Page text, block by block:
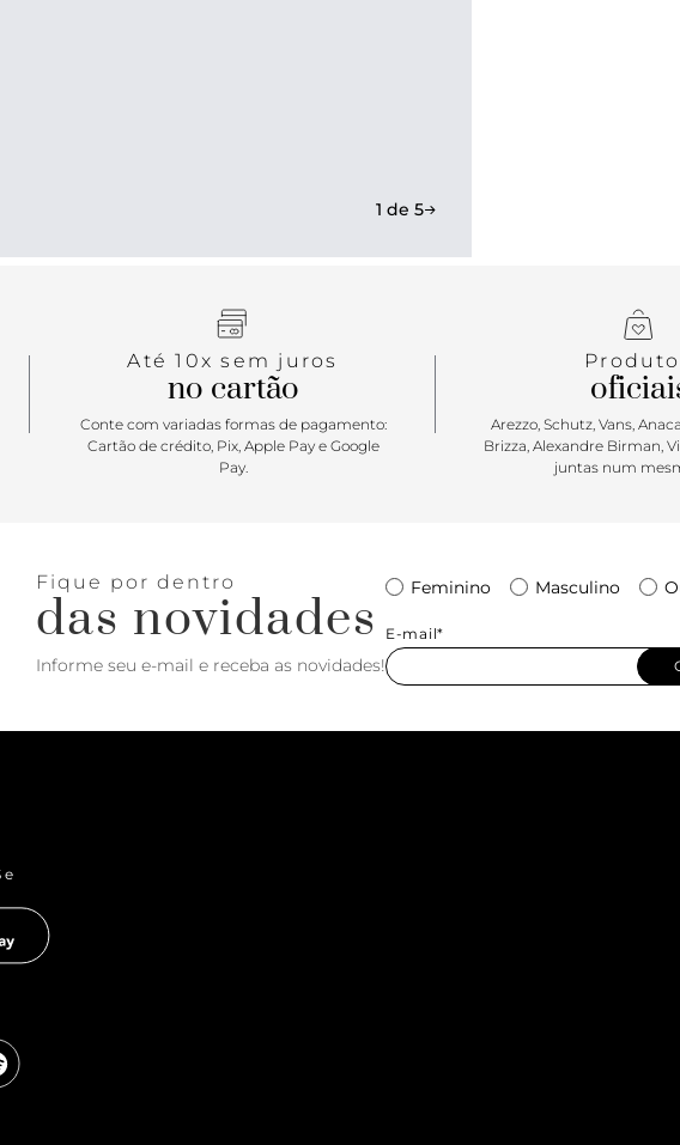
1 de 5
Até 10x sem juros
no cartão
Conte com variadas formas de pagamento:
Cartão de crédito, Pix, Apple Pay e Google
Pay.
Arezzo, Schutz, Vans,
Brizza, Alexandre Birman,
juntas num
Fique por dentro
das novidades
Informe seu e-mail e receba as novidades!
Feminino Masculino
E-mail*
e